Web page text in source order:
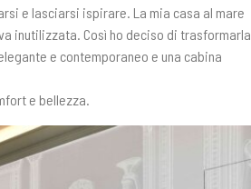
e lasciarsi ispirare. La mia casa al mare
inutilizzata. Così ho deciso di trasformarla
e contemporaneo e una cabina
e bellezza.